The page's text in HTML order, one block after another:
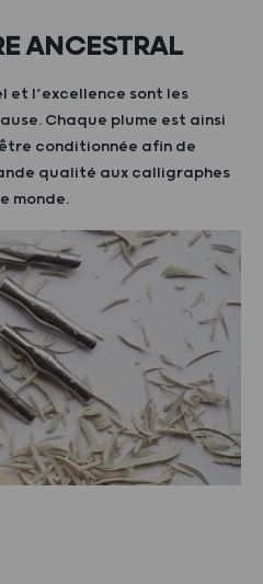
ANCESTRAL
l’excellence sont les
Chaque plume est ainsi
conditionnée afin de
qualité aux calligraphes
monde.